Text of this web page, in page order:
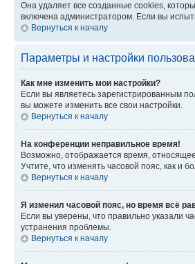
Она удаляет все созданные cookies,
включена администратором. Если вы
Вернуться к началу
Параметры и настройки
Как мне изменить мои настройки?
Если вы являетесь зарегистрированным
вы можете изменить все свои настройки.
Вернуться к началу
На конференции неправильное время!
Возможно, отображается время,
Учтите, что изменять часовой пояс, как и
Вернуться к началу
Я изменил часовой пояс, но время всё
Если вы уверены, что правильно указали
устранения проблемы.
Вернуться к началу